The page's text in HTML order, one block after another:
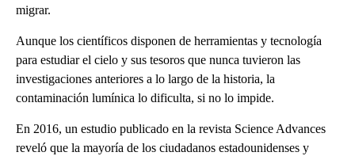
migrar.
Aunque los científicos disponen de herramientas y tecnología
para estudiar el cielo y sus tesoros que nunca tuvieron las
investigaciones anteriores a lo largo de la historia, la
contaminación lumínica lo dificulta, si no lo impide.
En 2016, un estudio publicado en la revista Science Advances
reveló que la mayoría de los ciudadanos estadounidenses y